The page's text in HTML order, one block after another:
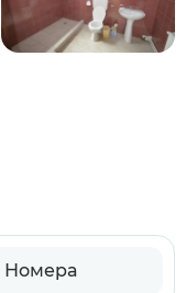
Номера